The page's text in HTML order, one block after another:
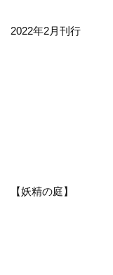
2022年2月刊行
【妖精の庭】